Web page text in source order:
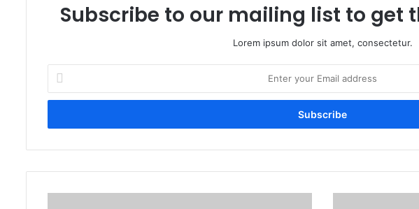
Subscribe to our mailing list to get
Lorem ipsum dolor sit amet, consectetur.
your
Email